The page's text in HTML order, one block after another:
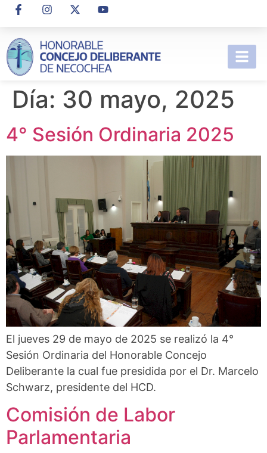
Día: 30 mayo, 2025
4° Sesión Ordinaria 2025
El jueves 29 de mayo de 2025 se realizó la 4°
Sesión Ordinaria del Honorable Concejo
Deliberante la cual fue presidida por el Dr. Marcelo
Schwarz, presidente del HCD.
Comisión de Labor
Parlamentaria